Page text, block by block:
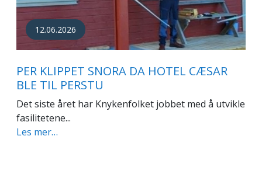
12.06.2026
PER KLIPPET SNORA DA HOTEL CÆSAR
BLE TIL PERSTU
Det siste året har Knykenfolket jobbet med å utvikle
fasilitetene...
Les mer…